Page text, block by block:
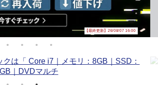
【最終更新】26/08/07 16:00